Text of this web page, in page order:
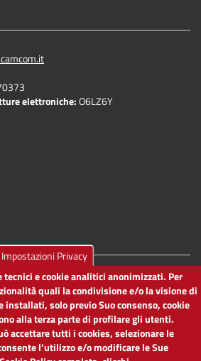
elettroniche:O6LZ6Y
Impostazioni Privacy
e cookie analitici anonimizzati. Per
quali la condivisione e/o la visione di
installati, solo previo Suo consenso, cookie
alla terza parte di profilare gli utenti.
accettare tutti i cookies, selezionare le
l’utilizzo e/o modificare le Sue